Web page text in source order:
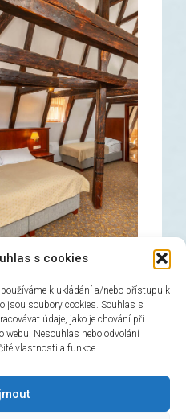
s cookies
k ukládání a/nebo přístupu k
jsou soubory cookies. Souhlas s
údaje, jako je chování při
webu. Nesouhlas nebo odvolání
vlastnosti a funkce.